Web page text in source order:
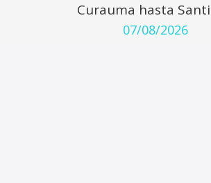
Curauma hasta
07/08/2026